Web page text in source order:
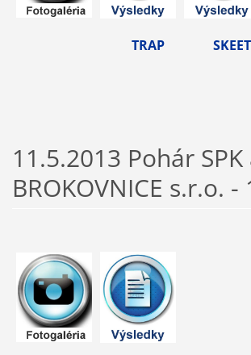
TRAP
11.5.2013 Pohár SPK
BROKOVNICE s.r.o. -